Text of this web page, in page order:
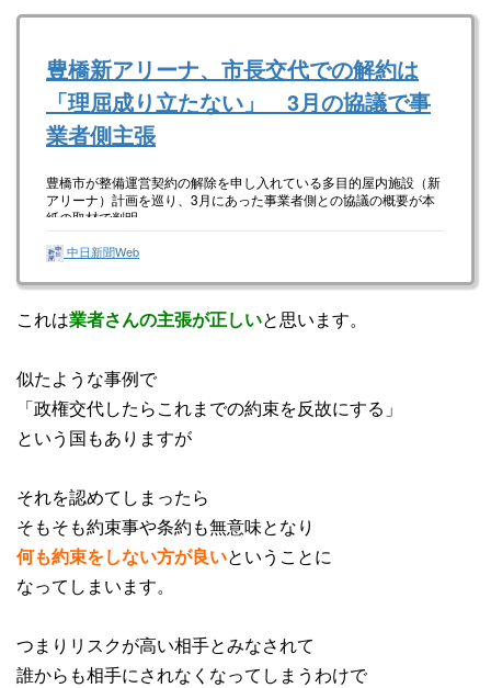
豊橋新アリーナ、市長交代での解約は
「理屈成り立たない」 3月の協議で事
業者側主張
豊橋市が整備運営契約の解除を申し入れている多目的屋内施設（新
アリーナ）計画を巡り、3月にあった事業者側との協議の概要が本
紙の取材で判明…
中日新聞Web
これは業者さんの主張が正しいと思います。
似たような事例で
「政権交代したらこれまでの約束を反故にする」
という国もありますが
それを認めてしまったら
そもそも約束事や条約も無意味となり
何も約束をしない方が良いということに
なってしまいます。
つまりリスクが高い相手とみなされて
誰からも相手にされなくなってしまうわけで